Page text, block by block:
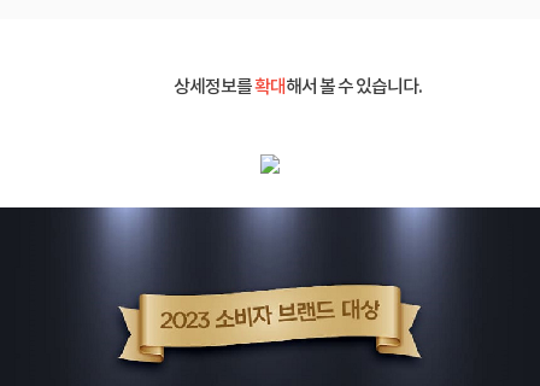
상세정보를확대해서 볼 수 있습니다.